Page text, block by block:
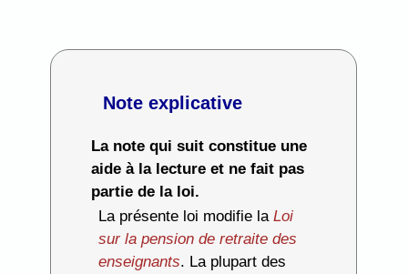
Note explicative
La note qui suit constitue une
aide à la lecture et ne fait pas
partie de la loi.
La présente loi modifie laLoi
sur la pension de retraite des
enseignants. La plupart des